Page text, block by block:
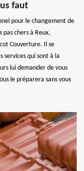
faut
pour le changement de
chers à Reux,
Couverture. Il se
services qui sont à la
lui demander de vous
le préparera sans vous